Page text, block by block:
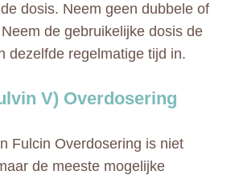
dosis. Neem geen dubbele of
de gebruikelijke dosis de
dezelfde regelmatige tijd in.
V) Overdosering
Fulcin Overdosering is niet
de meeste mogelijke